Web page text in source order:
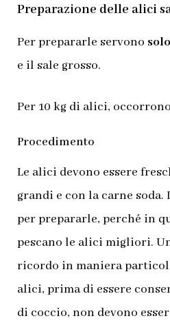
Preparazione delle alici
Per prepararle servono
e il sale grosso.
Per 10 kg di alici,
Procedimento
Le alici devono essere
grandi e con la carne soda.
per prepararle, perché in
pescano le alici migliori.
ricordo in maniera
alici, prima di essere
di coccio, non devono